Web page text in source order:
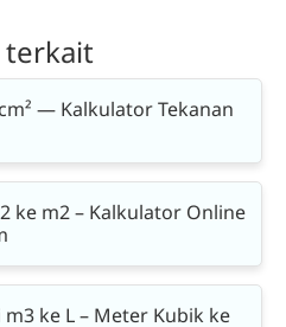
terkait
— Kalkulator Tekanan
ke m2 – Kalkulator Online
m3 ke L – Meter Kubik ke